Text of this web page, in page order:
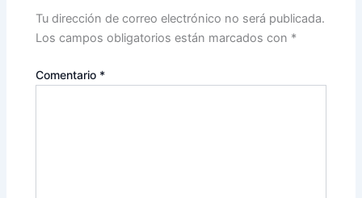
Tu dirección de correo electrónico no será publicada.
Los campos obligatorios están marcados con *
Comentario *